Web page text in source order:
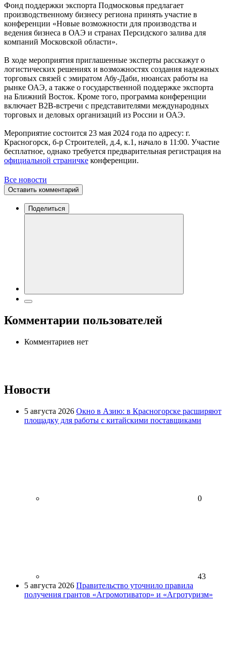
Фонд поддержки экспорта Подмосковья предлагает
производственному бизнесу региона принять участие в
конференции «Новые возможности для производства и
ведения бизнеса в ОАЭ и странах Персидского залива для
компаний Московской области».
В ходе мероприятия приглашенные эксперты расскажут о
логистических решениях и возможностях создания надежных
торговых связей с эмиратом Абу-Даби, нюансах работы на
рынке ОАЭ, а также о государственной поддержке экспорта
на Ближний Восток. Кроме того, программа конференции
включает В2В-встречи с представителями международных
торговых и деловых организаций из России и ОАЭ.
Мероприятие состоится 23 мая 2024 года по адресу: г.
Красногорск, б-р Строителей, д.4, к.1, начало в 11:00. Участие
бесплатное, однако требуется предварительная регистрация на
официальной страничке конференции.
Все новости
Оставить комментарий
Поделиться
Комментарии пользователей
Комментариев нет
Новости
5 августа 2026 Окно в Азию: в Красногорске расширяют
площадку для работы с китайскими поставщиками
0
43
5 августа 2026 Правительство уточнило правила
получения грантов «Агромотиватор» и «Агротуризм»